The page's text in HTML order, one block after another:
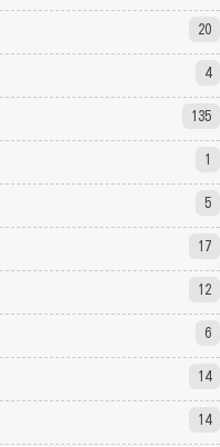
20
4
135
1
5
17
12
6
14
14